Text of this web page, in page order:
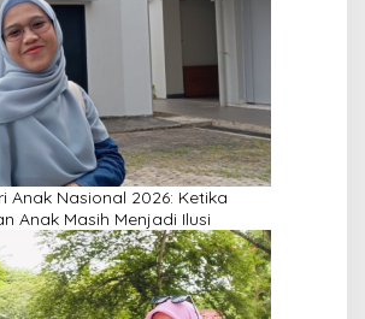
Anak Nasional 2026: Ketika
Anak Masih Menjadi Ilusi